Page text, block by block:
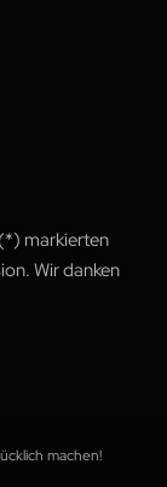
markierten
Wir danken
machen!